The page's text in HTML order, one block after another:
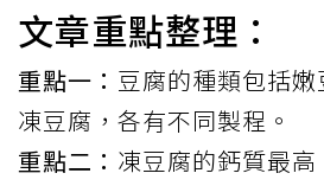
文章重點整理：
重點一： 豆腐的種類包括
凍豆腐，各有不同製程。
重點二： 凍豆腐的鈣質最